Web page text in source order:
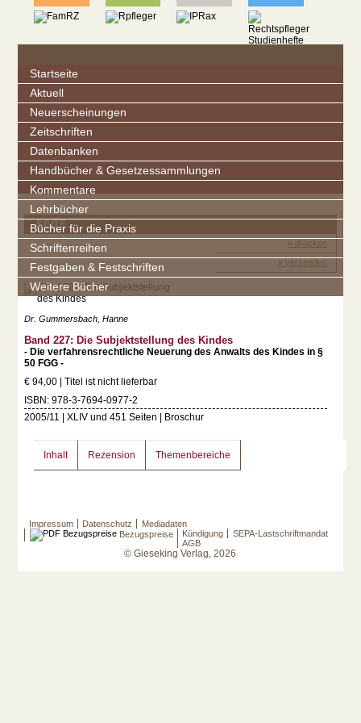
Startseite
Aktuell
Neuerscheinungen
Zeitschriften
Datenbanken
Handbücher & Gesetzessammlungen
Kommentare
Lehrbücher
Bücher für die Praxis
Schriftenreihen
Festgaben & Festschriften
Weitere Bücher
SEITE
» drucken
» versenden
Dr. Gummersbach, Hanne
Band 227: Die Subjektstellung des Kindes
- Die verfahrensrechtliche Neuerung des Anwalts des Kindes in §
50 FGG -
€ 94,00 | Titel ist nicht lieferbar
ISBN: 978-3-7694-0977-2
2005/11 | XLIV und 451 Seiten | Broschur
Inhalt Rezension Themenbereiche
Impressum Datenschutz
Mediadaten
Bezugspreise
Kündigung
SEPA-Lastschriftmandat
AGB
© Gieseking Verlag, 2026